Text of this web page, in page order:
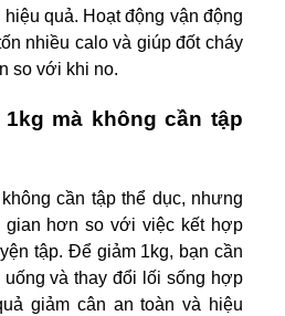
quả. Hoạt động vận động
nhiều calo và giúp đốt cháy
so với khi no.
mà không cần tập
cần tập thể dục, nhưng
gian hơn so với việc kết hợp
tập. Để giảm 1kg, bạn cần
và thay đổi lối sống hợp
giảm cân an toàn và hiệu